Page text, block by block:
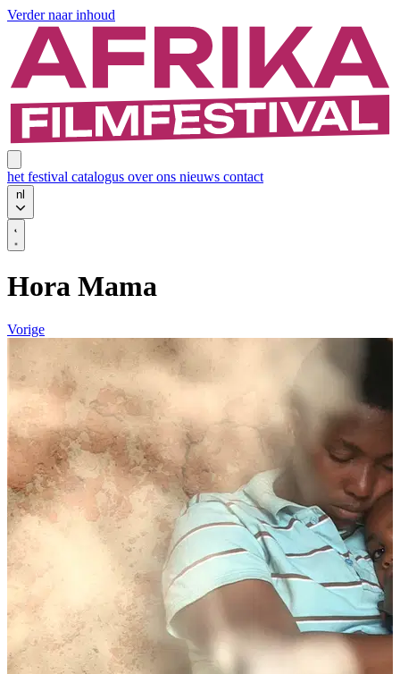
Verder naar inhoud
het festival catalogus over ons nieuws contact
nl
Hora Mama
Vorige